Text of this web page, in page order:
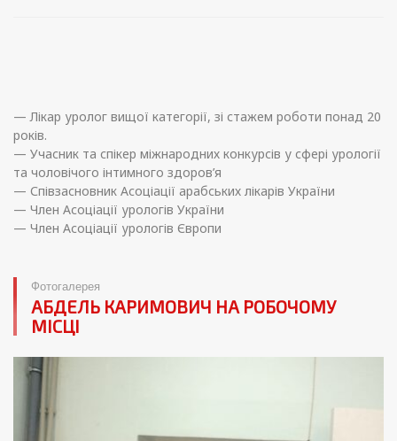
— Лікар уролог вищої категорії, зі стажем роботи понад 20
років.
— Учасник та спікер міжнародних конкурсів у сфері урології
та чоловічого інтимного здоров’я
— Співзасновник Асоціації арабських лікарів України
— Член Асоціації урологів України
— Член Асоціації урологів Європи
Фотогалерея
АБДЕЛЬ КАРИМОВИЧ НА РОБОЧОМУ
МІСЦІ